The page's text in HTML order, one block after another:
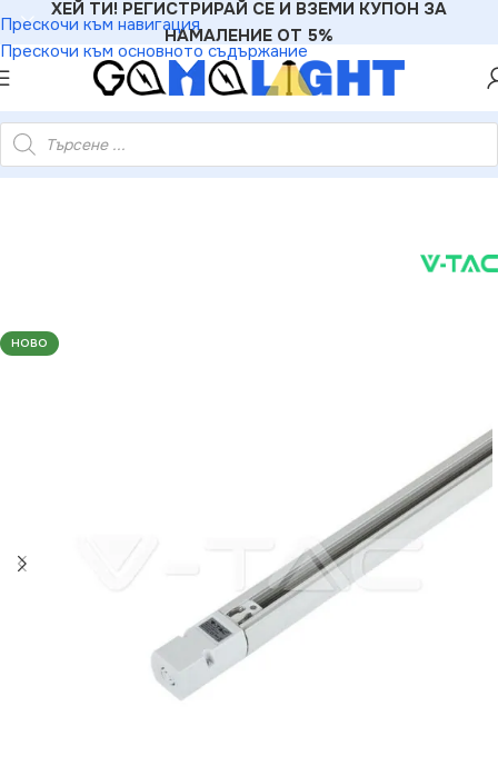
Прескочи към навигация
Прескочи към основното съдържание
ХЕЙ ТИ! РЕГИСТРИРАЙ СЕ И ВЗЕМИ КУПОН ЗА
НАМАЛЕНИЕ ОТ 5%
осветление»V-TAC VT-9945 1 Метър Бяла Релса 4 Линии
НОВО